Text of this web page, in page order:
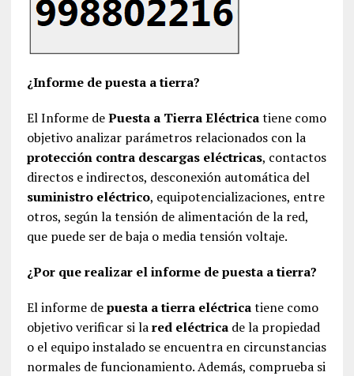
¿Informe de puesta a tierra?
El Informe dePuesta a Tierra Eléctricatiene como
objetivo analizar parámetros relacionados con la
protección contra descargas eléctricas, contactos
directos e indirectos, desconexión automática del
suministro eléctrico, equipotencializaciones, entre
otros, según la tensión de alimentación de la red,
que puede ser de baja o media tensión voltaje.
¿Por que realizar el informe de puesta a tierra?
El informe depuesta a tierra eléctricatiene como
objetivo verificar si lared eléctricade la propiedad
o el equipo instalado se encuentra en circunstancias
normales de funcionamiento. Además, comprueba si